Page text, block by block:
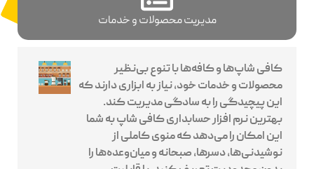
مدیریت محصولات و خدمات
کافی شاپ‌ها و کافه‌ها با تنوع بی‌نظیر
محصولات و خدمات خود، نیاز به ابزاری دارند که
این پیچیدگی را به سادگی مدیریت کند.
بهترین نرم افزار حسابداری کافی شاپ به شما
این امکان را می‌دهد که منوی کاملی از
نوشیدنی‌ها، دسرها، صبحانه و میان‌وعده‌ها را